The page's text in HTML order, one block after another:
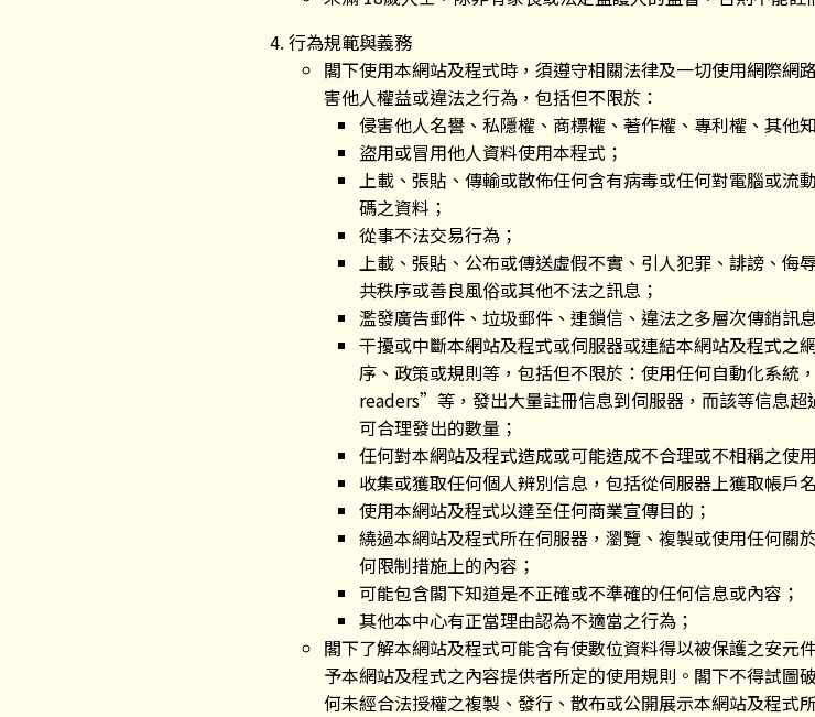
行為規範與義務
閣下使用本網站及程式時，須遵守相關法律及一切使用網際網
害他人權益或違法之行為，包括但不限於：
侵害他人名譽、私隱權、商標權、著作權、專利權、其他
盜用或冒用他人資料使用本程式；
上載、張貼、傳輸或散佈任何含有病毒或任何對電腦或流
碼之資料；
從事不法交易行為；
上載、張貼、公布或傳送虛假不實、引人犯罪、誹謗、侮
共秩序或善良風俗或其他不法之訊息；
濫發廣告郵件、垃圾郵件、連鎖信、違法之多層次傳銷訊
干擾或中斷本網站及程式或伺服器或連結本網站及程式之
序、政策或規則等，包括但不限於：使用任何自動化
readers”等，發出大量註冊信息到伺服器，而該等信息
可合理發出的數量；
任何對本網站及程式造成或可能造成不合理或不相稱之使
收集或獲取任何個人辨別信息，包括從伺服器上獲取帳戶
使用本網站及程式以達至任何商業宣傳目的；
繞過本網站及程式所在伺服器，瀏覽、複製或使用任何關
何限制措施上的內容；
可能包含閣下知道是不正確或不準確的任何信息或內容；
其他本中心有正當理由認為不適當之行為；
閣下了解本網站及程式可能含有使數位資料得以被保護之安元
予本網站及程式之內容提供者所定的使用規則。閣下不得試圖
何未經合法授權之複製、發行、散布或公開展示本網站及程式